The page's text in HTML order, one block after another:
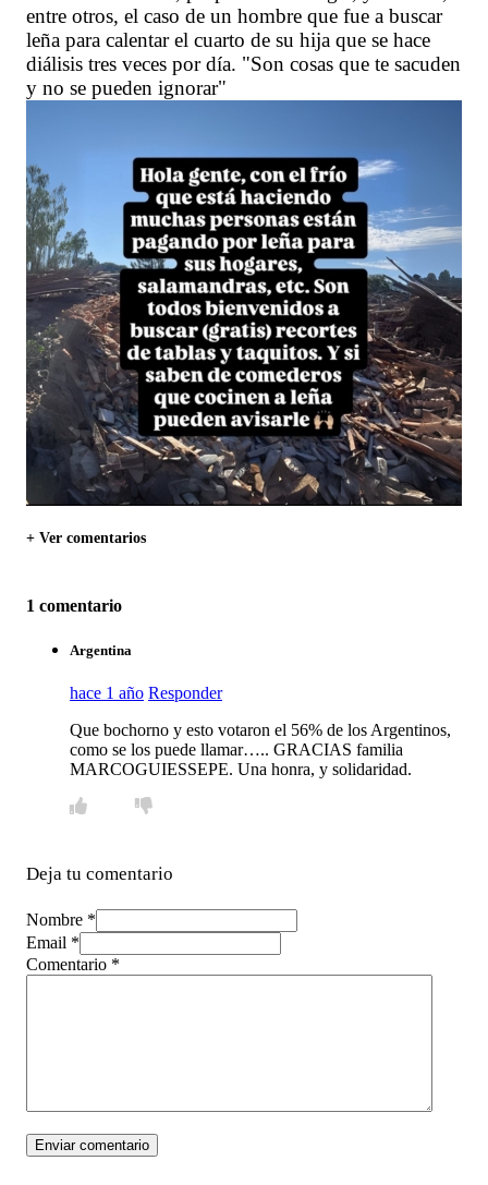
entre otros, el caso de un hombre que fue a buscar
leña para calentar el cuarto de su hija que se hace
diálisis tres veces por día. "Son cosas que te sacuden
y no se pueden ignorar"
+ Ver comentarios
1 comentario
Argentina
hace 1 año Responder
Que bochorno y esto votaron el 56% de los Argentinos,
como se los puede llamar….. GRACIAS familia
MARCOGUIESSEPE. Una honra, y solidaridad.
Deja tu comentario
Nombre *
Email *
Comentario *